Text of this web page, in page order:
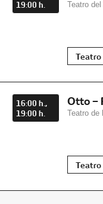
19:00 h.
Teatro
Teatro
16:00 h.,
19:00 h.
Otto –
Teatro
Teatro